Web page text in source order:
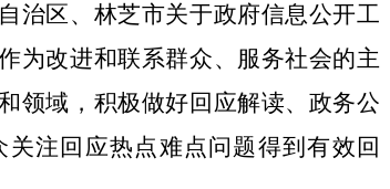
治区、林芝市关于政府信息公开工
为改进和联系群众、服务社会的主
领域，积极做好回应解读、政务公
注回应热点难点问题得到有效回